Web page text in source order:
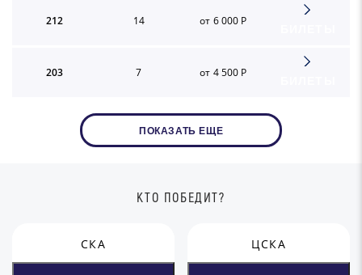
212 14 от 6 000 Р
203 7 от 4 500 Р
ПОКАЗАТЬ ЕЩЕ
КТО ПОБЕДИТ?
СКА ЦСКА